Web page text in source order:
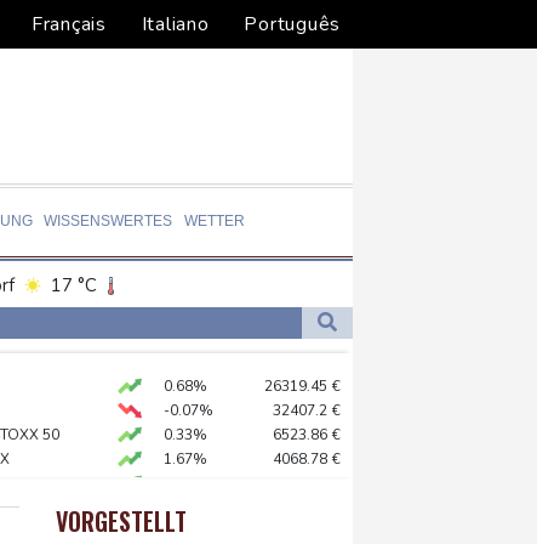
Français Italiano Português
WISSENSWERTES WETTER
17 °C
Drogengewalt an
riesiges Gaskraftwerk
0.68% 26319.45 €
-0.07% 32407.2 €
50
0.33% 6523.86 €
1.67% 4068.78 €
2.28%
0.32%
VORGESTELLT